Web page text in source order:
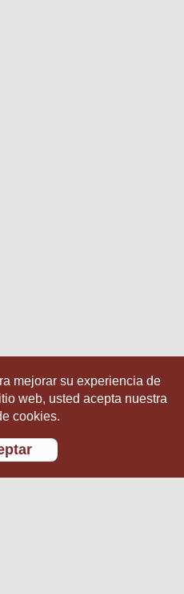
mejorar su experiencia de
web, usted acepta nuestra
cookies.